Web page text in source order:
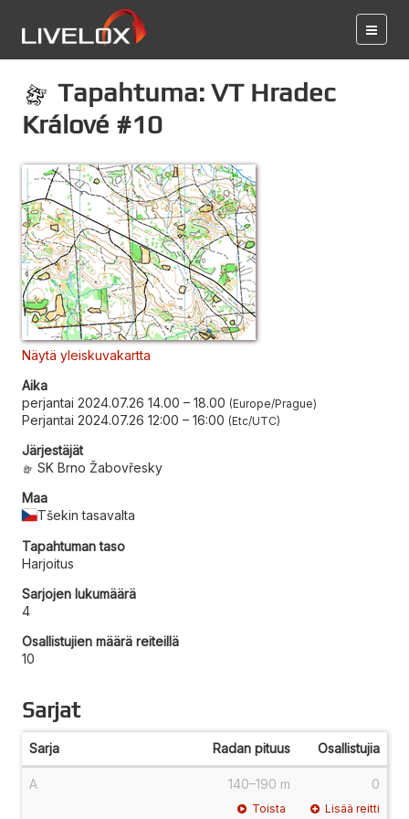
Tapahtuma: VT Hradec
Králové #10
Näytä yleiskuvakartta
Aika
perjantai 2024.07.26 14.00 – 18.00 Europe/Prague
Perjantai 2024.07.26 12:00 – 16:00 Etc/UTC
Järjestäjät
SK Brno Žabovřesky
Maa
Tšekin tasavalta
Tapahtuman taso
Harjoitus
Sarjojen lukumäärä
4
Osallistujien määrä reiteillä
10
Sarjat
Sarja Radan pituus Osallistujia
A 140–190 m 0
Toista Lisää reitti